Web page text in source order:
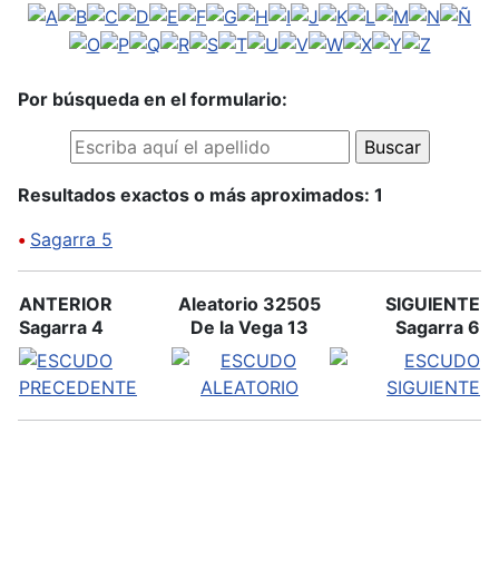
Por búsqueda en el formulario:
Resultados exactos o más aproximados: 1
• Sagarra 5
ANTERIOR
Sagarra 4
Aleatorio 32505
De la Vega 13
SIGUIENTE
Sagarra 6